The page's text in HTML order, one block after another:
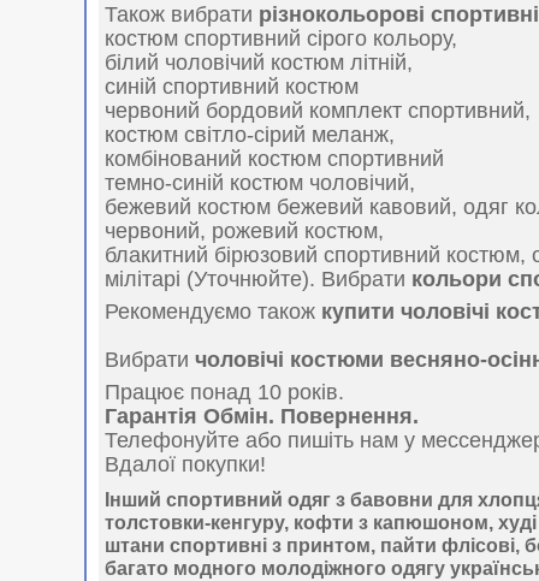
Також вибрати різнокольорові
костюм спортивний сірого кольору,
білий чоловічий костюм літній,
синій спортивний костюм
червоний бордовий комплект спортивний,
костюм світло-сірий меланж,
комбінований костюм спортивний
темно-синій костюм чоловічий,
бежевий костюм бежевий кавовий, одяг
червоний, рожевий костюм,
блакитний бірюзовий спортивний
мілітарі (Уточнюйте). Вибрати кольори
Рекомендуємо також купити чоловічі
Вибрати чоловічі костюми весняно-
Працює понад 10 років.
Гарантія Обмін. Повернення.
Телефонуйте або пишіть нам у
Вдалої покупки!
Інший спортивний одяг з бавовни для
толстовки-кенгуру, кофти з капюшоном, худі
штани спортивні з принтом, пайти флісові,
багато модного молодіжного одягу